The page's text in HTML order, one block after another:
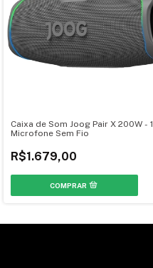
Caixa de Som Joog Pair X 200W - 1
Microfone Sem Fio
R$1.679,00